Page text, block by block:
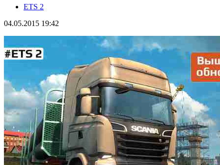
ETS 2
04.05.2015 19:42